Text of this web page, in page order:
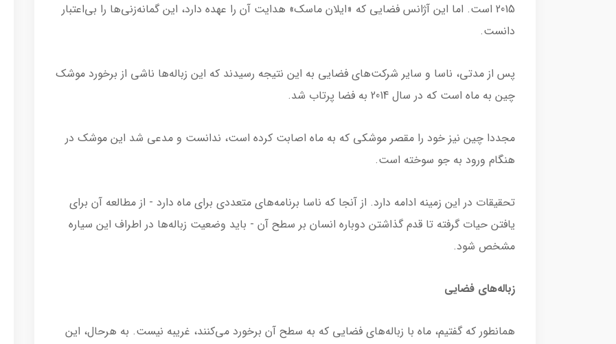
2015 است. اما این آژانس فضایی که «ایلان ماسک» هدایت آن را عهده دارد، این گمانه‌زنی‌ها را بی‌اعتبار
دانست.
پس از مدتی، ناسا و سایر شرکت‌های فضایی به این نتیجه رسیدند که این زباله‌ها ناشی از برخورد موشک
چین به ماه است که در سال 2014 به فضا پرتاب شد.
مجددا چین نیز خود را مقصر موشکی که به ماه اصابت کرده‌ است، ندانست و مدعی شد این موشک در
هنگام ورود به جو سوخته است.
تحقیقات در این زمینه ادامه دارد. از آنجا که ناسا برنامه‌های متعددی برای ماه دارد - از مطالعه آن برای
یافتن حیات گرفته تا قدم گذاشتن دوباره انسان بر سطح آن - باید وضعیت زباله‌ها در اطراف این سیاره
مشخص شود.
زباله‌های فضایی
همانطور که گفتیم، ماه با زباله‌های فضایی که به سطح آن برخورد می‌کنند، غریبه نیست. به هرحال، این